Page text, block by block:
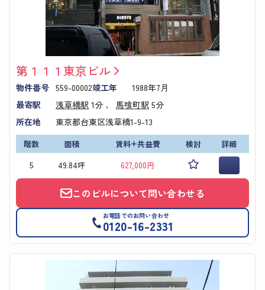
第１１１東京ビル
物件番号 559-00002竣工年
1988年7月
最寄駅
浅草橋駅 1分 、 馬喰町駅 5分
所在地
東京都台東区浅草橋1-9-13
階数 面積 賃料+共益費 検討
詳細
5
49.84坪 627,000円
このビルについて問い合わせる
お電話でのお問い合わせ
0120-16-2331